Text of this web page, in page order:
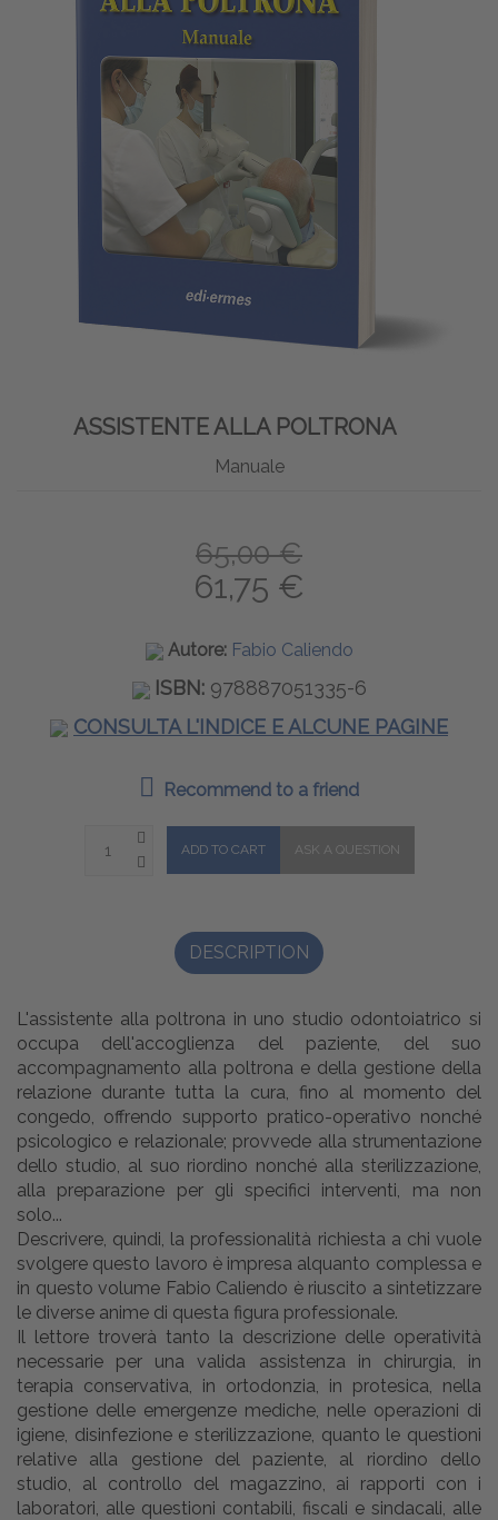
ASSISTENTE ALLA POLTRONA
Manuale
65,00 €
61,75 €
Autore: Fabio Caliendo
ISBN: 978887051335-6
CONSULTA L'INDICE E ALCUNE PAGINE
Recommend to a friend
DESCRIPTION
L'assistente alla poltrona in uno studio odontoiatrico si
occupa dell'accoglienza del paziente, del suo
accompagnamento alla poltrona e della gestione della
relazione durante tutta la cura, fino al momento del
congedo, offrendo supporto pratico-operativo nonché
psicologico e relazionale; provvede alla strumentazione
dello studio, al suo riordino nonché alla sterilizzazione,
alla preparazione per gli specifici interventi, ma non
solo...
Descrivere, quindi, la professionalità richiesta a chi vuole
svolgere questo lavoro è impresa alquanto complessa e
in questo volume Fabio Caliendo è riuscito a sintetizzare
le diverse anime di questa figura professionale.
Il lettore troverà tanto la descrizione delle operatività
necessarie per una valida assistenza in chirurgia, in
terapia conservativa, in ortodonzia, in protesica, nella
gestione delle emergenze mediche, nelle operazioni di
igiene, disinfezione e sterilizzazione, quanto le questioni
relative alla gestione del paziente, al riordino dello
studio, al controllo del magazzino, ai rapporti con i
laboratori, alle questioni contabili, fiscali e sindacali, alle